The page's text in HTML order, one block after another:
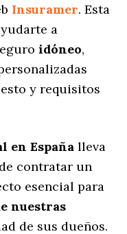
Insuramer. Esta
a
idóneo,
y requisitos
en España lleva
contratar un
esencial para
nuestras
de sus dueños.